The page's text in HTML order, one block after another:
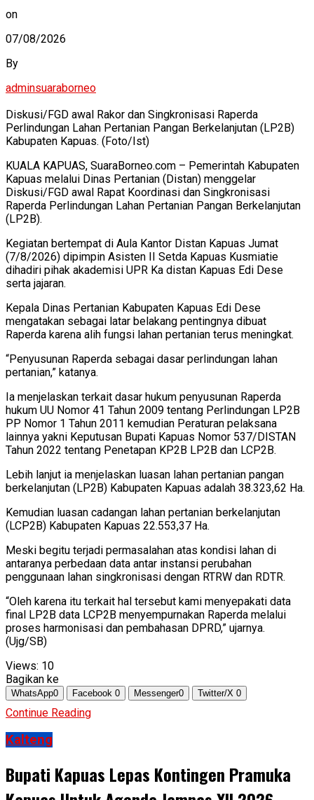
on
07/08/2026
By
adminsuaraborneo
Diskusi/FGD awal Rakor dan Singkronisasi Raperda
Perlindungan Lahan Pertanian Pangan Berkelanjutan (LP2B)
Kabupaten Kapuas. (Foto/Ist)
KUALA KAPUAS, SuaraBorneo.com – Pemerintah Kabupaten
Kapuas melalui Dinas Pertanian (Distan) menggelar
Diskusi/FGD awal Rapat Koordinasi dan Singkronisasi
Raperda Perlindungan Lahan Pertanian Pangan Berkelanjutan
(LP2B).
Kegiatan bertempat di Aula Kantor Distan Kapuas Jumat
(7/8/2026) dipimpin Asisten II Setda Kapuas Kusmiatie
dihadiri pihak akademisi UPR Ka distan Kapuas Edi Dese
serta jajaran.
Kepala Dinas Pertanian Kabupaten Kapuas Edi Dese
mengatakan sebagai latar belakang pentingnya dibuat
Raperda karena alih fungsi lahan pertanian terus meningkat.
“Penyusunan Raperda sebagai dasar perlindungan lahan
pertanian,” katanya.
Ia menjelaskan terkait dasar hukum penyusunan Raperda
hukum UU Nomor 41 Tahun 2009 tentang Perlindungan LP2B
PP Nomor 1 Tahun 2011 kemudian Peraturan pelaksana
lainnya yakni Keputusan Bupati Kapuas Nomor 537/DISTAN
Tahun 2022 tentang Penetapan KP2B LP2B dan LCP2B.
Lebih lanjut ia menjelaskan luasan lahan pertanian pangan
berkelanjutan (LP2B) Kabupaten Kapuas adalah 38.323,62 Ha.
Kemudian luasan cadangan lahan pertanian berkelanjutan
(LCP2B) Kabupaten Kapuas 22.553,37 Ha.
Meski begitu terjadi permasalahan atas kondisi lahan di
antaranya perbedaan data antar instansi perubahan
penggunaan lahan singkronisasi dengan RTRW dan RDTR.
“Oleh karena itu terkait hal tersebut kami menyepakati data
final LP2B data LCP2B menyempurnakan Raperda melalui
proses harmonisasi dan pembahasan DPRD,” ujarnya.
(Ujg/SB)
Views: 10
Bagikan ke
WhatsApp0 Facebook 0 Messenger0 Twitter/X 0
Continue Reading
Kalteng
Bupati Kapuas Lepas Kontingen Pramuka